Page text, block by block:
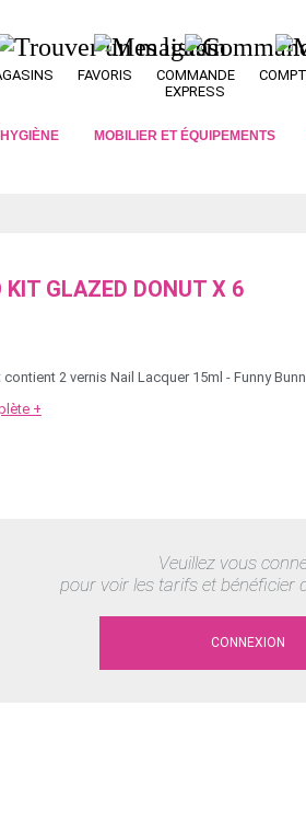
FAVORIS
COMMANDE
EXPRESS
MOBILIER ET ÉQUIPEMENTS
KIT GLAZED DONUT X 6
2 vernis Nail Lacquer 15ml - Funny
+
Veuillez vous
pour voir les tarifs et bénéficier
CONNEXION